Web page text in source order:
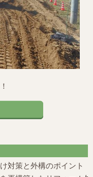
対策と外構のポイント